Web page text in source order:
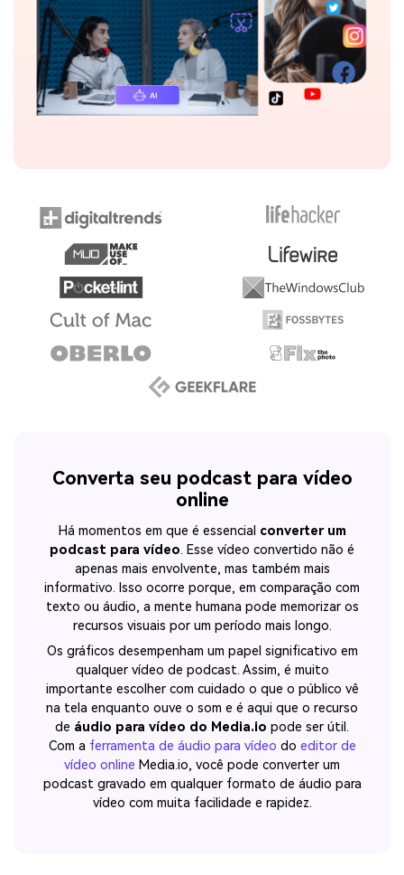
Converta seu podcast para vídeo
online
Há momentos em que é essencial converter um
podcast para vídeo. Esse vídeo convertido não é
apenas mais envolvente, mas também mais
informativo. Isso ocorre porque, em comparação com
texto ou áudio, a mente humana pode memorizar os
recursos visuais por um período mais longo.
Os gráficos desempenham um papel significativo em
qualquer vídeo de podcast. Assim, é muito
importante escolher com cuidado o que o público vê
na tela enquanto ouve o som e é aqui que o recurso
de áudio para vídeo do Media.io pode ser útil.
Com a ferramenta de áudio para vídeo do editor de
vídeo online Media.io, você pode converter um
podcast gravado em qualquer formato de áudio para
vídeo com muita facilidade e rapidez.